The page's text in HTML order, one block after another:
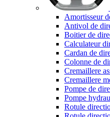
Amortisseur
Antivol de
Boitier de
Calculateur
Cardan de
Colonne de
Cremaillere
Cremaillere
Pompe de
Pompe
Rotule